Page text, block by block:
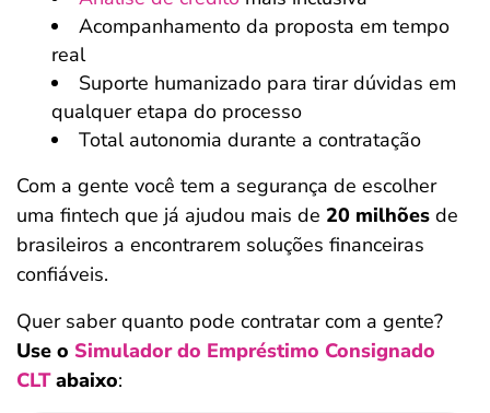
Acompanhamento da proposta em tempo
real
Suporte humanizado para tirar dúvidas em
qualquer etapa do processo
Total autonomia durante a contratação
Com a gente você tem a segurança de escolher
uma fintech que já ajudou mais de 20 milhões de
brasileiros a encontrarem soluções financeiras
confiáveis.
Quer saber quanto pode contratar com a gente?
Use o Simulador do Empréstimo Consignado
CLTabaixo: